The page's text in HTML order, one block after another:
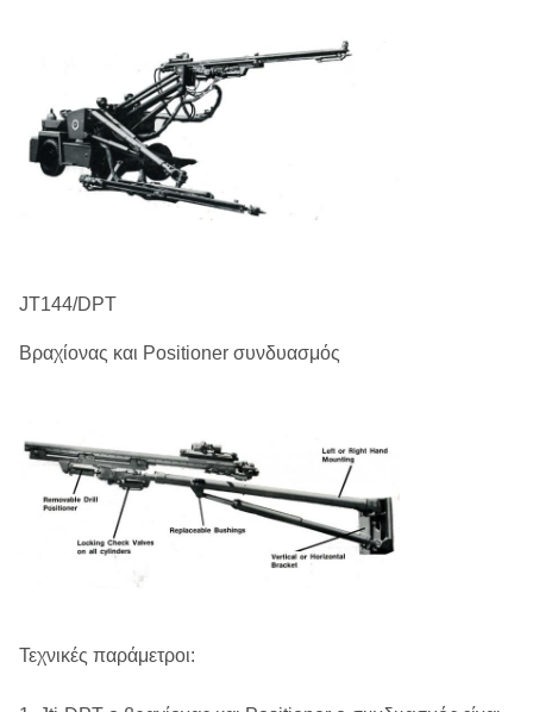
JT144/DPT
Βραχίονας και Positioner συνδυασμός
Τεχνικές παράμετροι: